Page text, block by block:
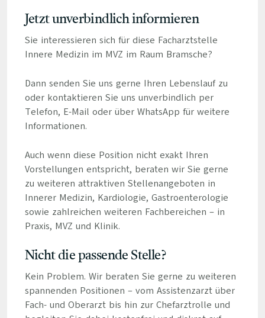
Jetzt unverbindlich informieren
Sie interessieren sich für diese Facharztstelle
Innere Medizin im MVZ im Raum Bramsche?
Dann senden Sie uns gerne Ihren Lebenslauf zu
oder kontaktieren Sie uns unverbindlich per
Telefon, E-Mail oder über WhatsApp für weitere
Informationen.
Auch wenn diese Position nicht exakt Ihren
Vorstellungen entspricht, beraten wir Sie gerne
zu weiteren attraktiven Stellenangeboten in
Innerer Medizin, Kardiologie, Gastroenterologie
sowie zahlreichen weiteren Fachbereichen – in
Praxis, MVZ und Klinik.
Nicht die passende Stelle?
Kein Problem. Wir beraten Sie gerne zu weiteren
spannenden Positionen – vom Assistenzarzt über
Fach- und Oberarzt bis hin zur Chefarztrolle und